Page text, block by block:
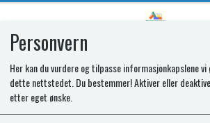
SD34567 HOUSING ZADI
Personvern
Her kan du vurdere og tilpasse informasjonkapslene vi
dette nettstedet. Du bestemmer! Aktiver eller
etter eget ønske.